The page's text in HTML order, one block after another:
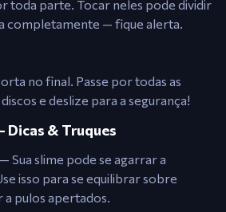
toda parte. Tocar neles pode dividir
completamente — fique alerta.
no final. Passe por todas as
e deslize para a segurança!
Dicas & Truques
Sua slime pode se agarrar a
isso para se equilibrar sobre
a pulos apertados.